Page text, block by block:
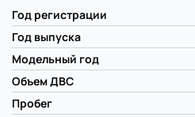
Год регистрации
Год выпуска
Модельный год
Объем ДВС
Пробег